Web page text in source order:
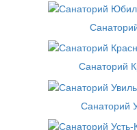
Санаторий
Санаторий